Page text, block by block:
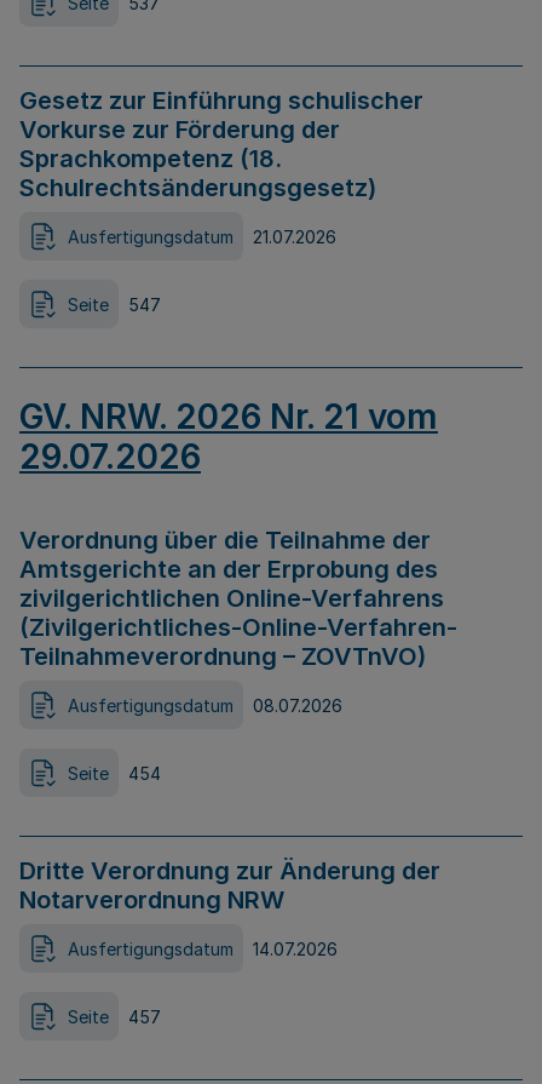
Gesetz zur Einführung schulischer
Vorkurse zur Förderung der
Sprachkompetenz (18.
Schulrechtsänderungsgesetz)
Ausfertigungsdatum 21.07.2026
Seite 547
GV. NRW. 2026 Nr. 21 vom
29.07.2026
Verordnung über die Teilnahme der
Amtsgerichte an der Erprobung des
zivilgerichtlichen Online-Verfahrens
(Zivilgerichtliches-Online-Verfahren-
Teilnahmeverordnung – ZOVTnVO)
Ausfertigungsdatum 08.07.2026
Seite 454
Dritte Verordnung zur Änderung der
Notarverordnung NRW
Ausfertigungsdatum 14.07.2026
Seite 457